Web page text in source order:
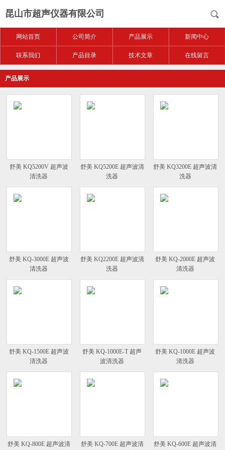
昆山市超声仪器有限公司
网站首页 公司简介 产品展示 新闻中心
联系我们 产品目录 技术文章 在线留言
产品展示
舒美 KQ5200V 超声波
清洗器
舒美 KQ5200E 超声波清
洗器
舒美 KQ3200E 超声波清
洗器
舒美 KQ-3000E 超声波
清洗器
舒美 KQ2200E 超声波清
洗器
舒美 KQ-2000E 超声波
清洗器
舒美 KQ-1500E 超声波
清洗器
舒美 KQ-1000E-T 超声
波清洗器
舒美 KQ-1000E 超声波
清洗器
舒美 KQ-800E 超声波清
舒美 KQ-700E 超声波清
舒美 KQ-600E 超声波清